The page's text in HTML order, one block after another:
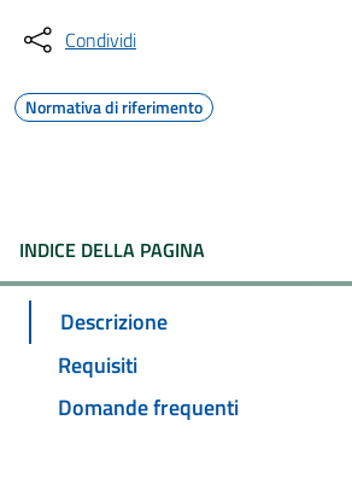
Condividi
Normativa di riferimento
INDICE DELLA PAGINA
Descrizione
Requisiti
Domande frequenti